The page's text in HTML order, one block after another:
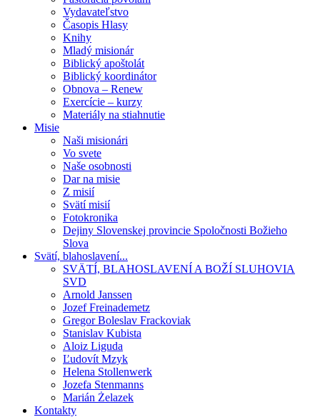
Vydavateľstvo
Časopis Hlasy
Knihy
Mladý misionár
Biblický apoštolát
Biblický koordinátor
Obnova – Renew
Exercície – kurzy
Materiály na stiahnutie
Misie
Naši misionári
Vo svete
Naše osobnosti
Dar na misie
Z misií
Svätí misií
Fotokronika
Dejiny Slovenskej provincie Spoločnosti Božieho
Slova
Svätí, blahoslavení...
SVÄTÍ, BLAHOSLAVENÍ A BOŽÍ SLUHOVIA
SVD
Arnold Janssen
Jozef Freinademetz
Gregor Boleslav Frackoviak
Stanislav Kubista
Aloiz Liguda
Ľudovít Mzyk
Helena Stollenwerk
Jozefa Stenmanns
Marián Żelazek
Kontakty